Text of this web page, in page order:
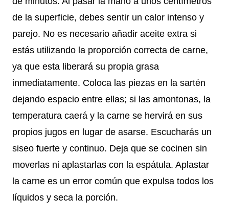
de la superficie, debes sentir un calor intenso y
parejo. No es necesario añadir aceite extra si
estás utilizando la proporción correcta de carne,
ya que esta liberará su propia grasa
inmediatamente. Coloca las piezas en la sartén
dejando espacio entre ellas; si las amontonas, la
temperatura caerá y la carne se hervirá en sus
propios jugos en lugar de asarse. Escucharás un
siseo fuerte y continuo. Deja que se cocinen sin
moverlas ni aplastarlas con la espátula. Aplastar
la carne es un error común que expulsa todos los
líquidos y seca la porción.